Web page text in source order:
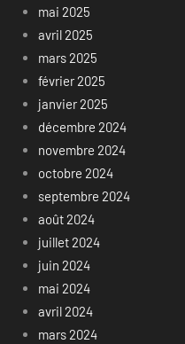
mai 2025
avril 2025
mars 2025
février 2025
janvier 2025
décembre 2024
novembre 2024
octobre 2024
septembre 2024
août 2024
juillet 2024
juin 2024
mai 2024
avril 2024
mars 2024